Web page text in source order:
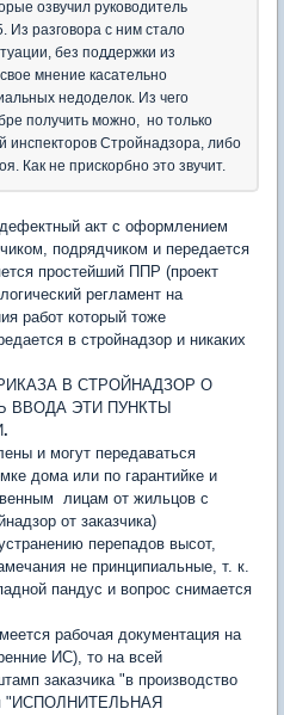
озвучил руководитель
Из разговора с ним стало
без поддержки из
мнение касательно
недоделок. Из чего
получить можно, но только
инспекторов Стройнадзора, либо
Как не прискорбно это звучит.
акт с оформлением
подрядчиком и передается
простейший ППР (проект
регламент на
работ который тоже
в стройнадзор и никаких
В СТРОЙНАДЗОР О
ВВОДА ЭТИ ПУНКТЫ
.
и могут передаваться
дома или по гарантийке и
лицам от жильцов с
от заказчика)
перепадов высот,
не принципиальные, т. к.
пандус и вопрос снимается
рабочая документация на
ИС), то на всей
заказчика "в производство
"ИСПОЛНИТЕЛЬНАЯ